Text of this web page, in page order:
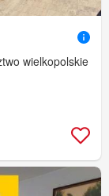
wielkopolskie